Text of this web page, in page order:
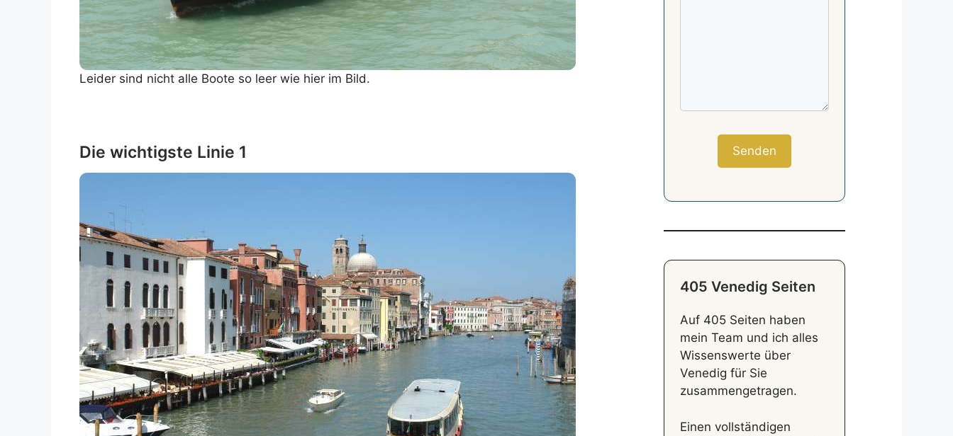
Leider sind nicht alle Boote so leer wie hier im Bild.
Die wichtigste Linie 1
405 Venedig Seiten
Auf 405 Seiten haben
mein Team und ich alles
Wissenswerte über
Venedig für Sie
zusammengetragen.
Einen vollständigen